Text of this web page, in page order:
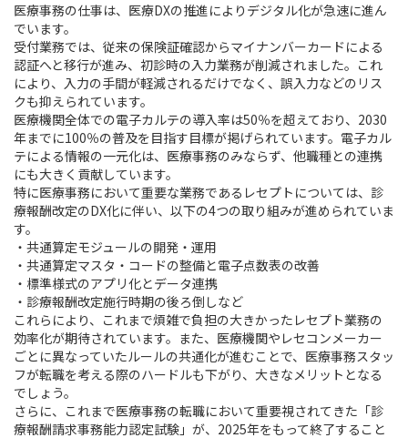
医療事務の仕事は、医療DXの推進によりデジタル化が急速に進ん
でいます。
受付業務では、従来の保険証確認からマイナンバーカードによる
認証へと移行が進み、初診時の入力業務が削減されました。これ
により、入力の手間が軽減されるだけでなく、誤入力などのリス
クも抑えられています。
医療機関全体での電子カルテの導入率は50％を超えており、2030
年までに100％の普及を目指す目標が掲げられています。電子カル
テによる情報の一元化は、医療事務のみならず、他職種との連携
にも大きく貢献しています。
特に医療事務において重要な業務であるレセプトについては、診
療報酬改定のDX化に伴い、以下の4つの取り組みが進められていま
す。
・共通算定モジュールの開発・運用
・共通算定マスタ・コードの整備と電子点数表の改善
・標準様式のアプリ化とデータ連携
・診療報酬改定施行時期の後ろ倒しなど
これらにより、これまで煩雑で負担の大きかったレセプト業務の
効率化が期待されています。また、医療機関やレセコンメーカー
ごとに異なっていたルールの共通化が進むことで、医療事務スタッ
フが転職を考える際のハードルも下がり、大きなメリットとなる
でしょう。
さらに、これまで医療事務の転職において重要視されてきた「診
療報酬請求事務能力認定試験」が、2025年をもって終了すること